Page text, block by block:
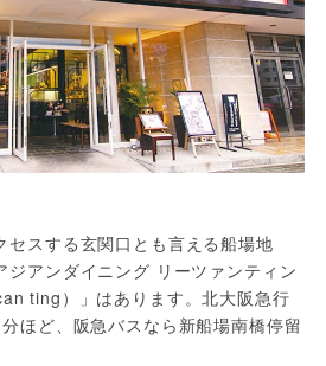
セスする玄関口とも言える船場地
ジアンダイニング リーツァンティン
ting）」はあります。北大阪急行
ほど、阪急バスなら新船場南橋停留